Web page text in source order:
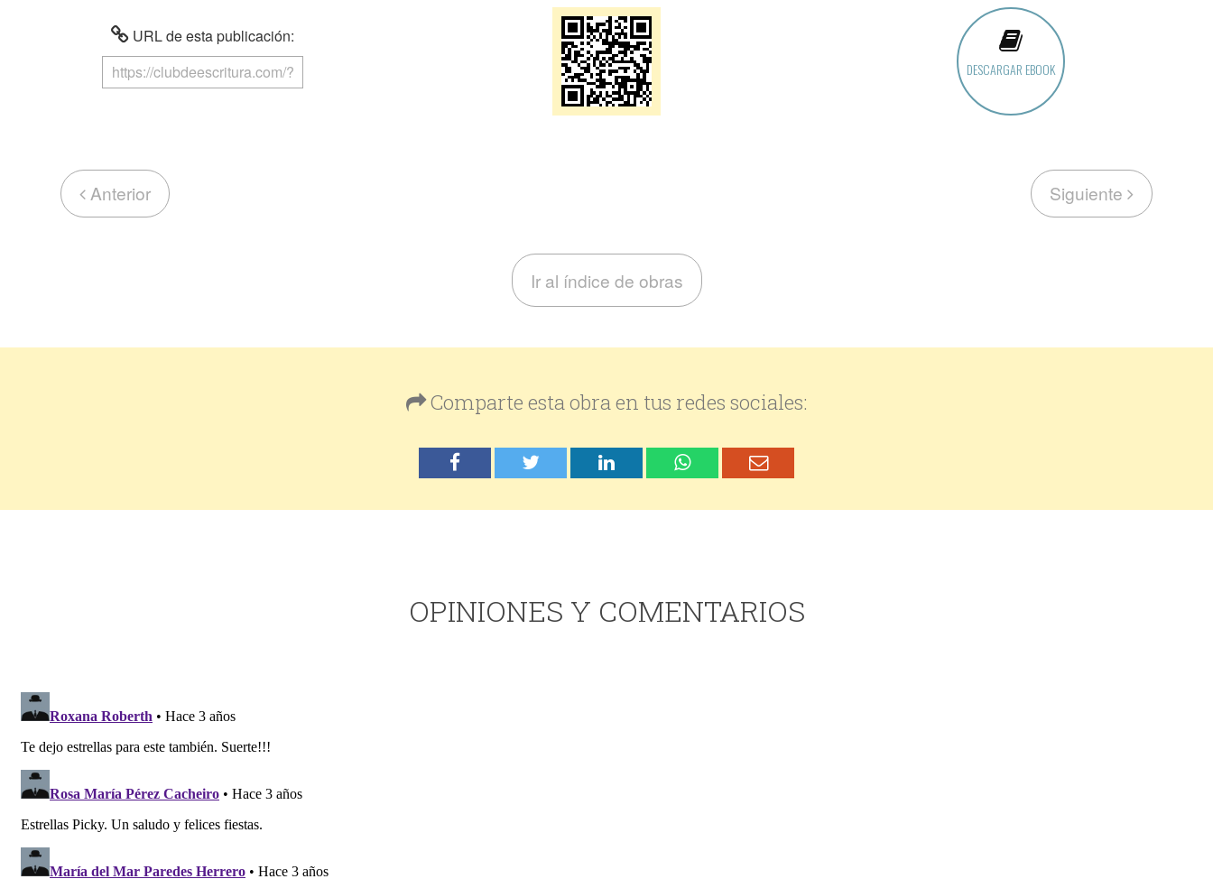
URL de esta publicación:
DESCARGAR EBOOK
Anterior Siguiente
Ir al índice de obras
Comparte esta obra en tus redes sociales:
OPINIONES Y COMENTARIOS